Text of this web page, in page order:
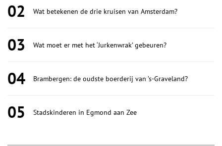
02 Wat betekenen de drie kruisen van Amsterdam?
03 Wat moet er met het ‘Jurkenwrak’ gebeuren?
04 Brambergen: de oudste boerderij van ’s-Graveland?
05 Stadskinderen in Egmond aan Zee